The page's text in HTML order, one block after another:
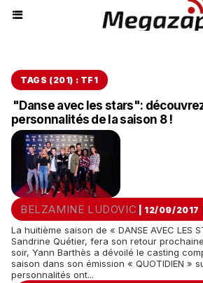
TAGS (201) : TF1
"Danse avec les stars":
personnalités de la saison 8 !
BELZAMINE LUDOVIC | 12/09/2017
La huitième saison de « DANSE AVEC LES
Sandrine Quétier, fera son retour
soir, Yann Barthès a dévoilé le casting
saison dans son émission « QUOTIDIEN »
personnalités ont...